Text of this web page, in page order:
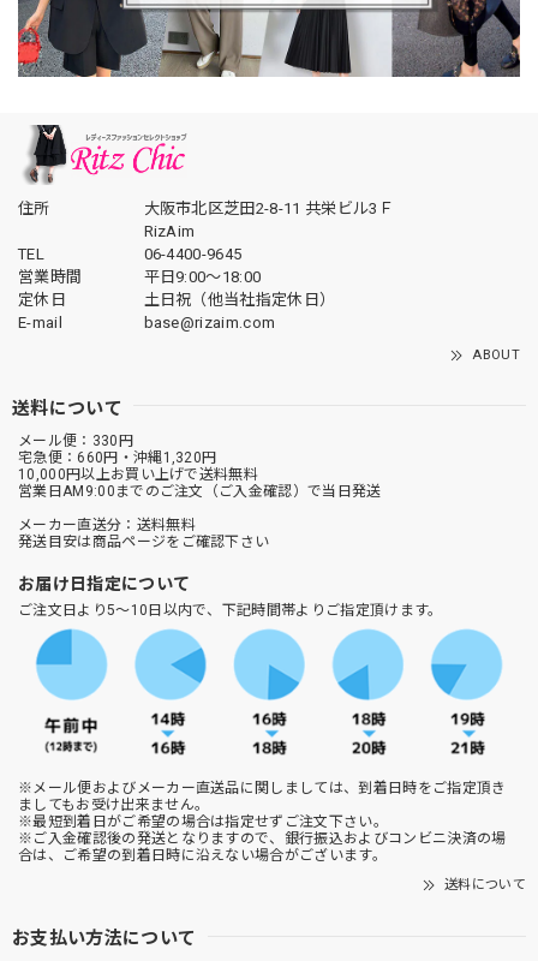
住所
大阪市北区芝田2-8-11 共栄ビル3Ｆ
RizAim
TEL
06-4400-9645
営業時間
平日9:00～18:00
定休日
土日祝（他当社指定休日）
E-mail
base@rizaim.com
ABOUT
送料について
メール便：330円
宅急便：660円・沖縄1,320円
10,000円以上お買い上げで送料無料
営業日AM9:00までのご注文（ご入金確認）で当日発送
メーカー直送分：送料無料
発送目安は商品ページをご確認下さい
お届け日指定について
ご注文日より5～10日以内で、下記時間帯よりご指定頂けます。
※メール便およびメーカー直送品に関しましては、到着日時をご指定頂き
ましてもお受け出来ません。
※最短到着日がご希望の場合は指定せずご注文下さい。
※ご入金確認後の発送となりますので、銀行振込およびコンビニ決済の場
合は、ご希望の到着日時に沿えない場合がございます。
送料について
お支払い方法について